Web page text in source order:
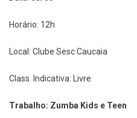
Horário: 12h
Local: Clube Sesc Caucaia
Class. Indicativa: Livre
Trabalho: Zumba Kids e Teen